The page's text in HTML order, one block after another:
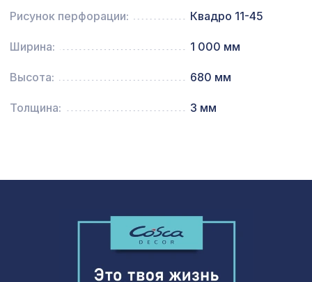
Рисунок перфорации: Квадро 11-45
Ширина: 1 000 мм
Высота: 680 мм
Толщина: 3 мм